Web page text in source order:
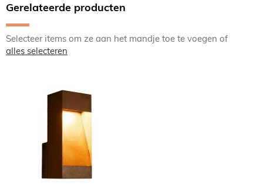
Gerelateerde producten
Selecteer items om ze aan het mandje toe te voegen of
alles selecteren